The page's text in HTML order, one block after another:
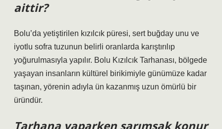
aittir?
Bolu’da yetiştirilen kızılcık püresi, sert buğday unu ve
iyotlu sofra tuzunun belirli oranlarda karıştırılıp
yoğurulmasıyla yapılır. Bolu Kızılcık Tarhanası, bölgede
yaşayan insanların kültürel birikimiyle günümüze kadar
taşınan, yörenin adıyla ün kazanmış uzun ömürlü bir
üründür.
Tarhana yaparken sarımsak konur